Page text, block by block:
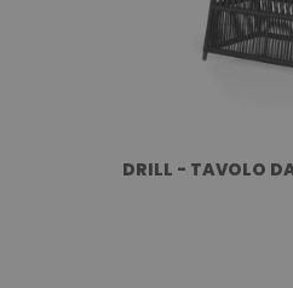
DRILL - TAVOLO